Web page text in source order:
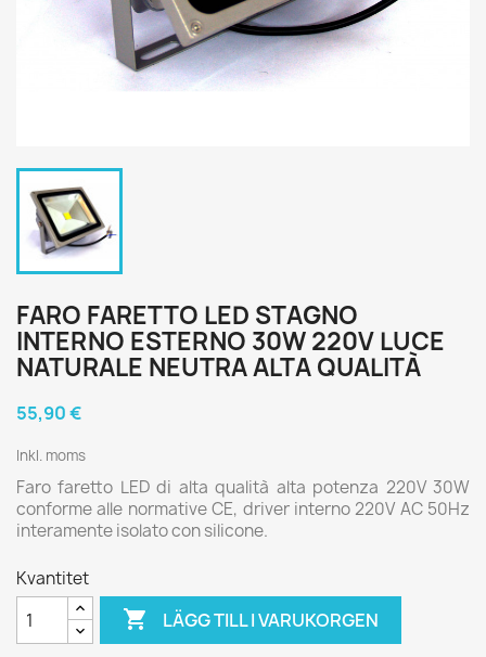
FARO FARETTO LED STAGNO
INTERNO ESTERNO 30W 220V LUCE
NATURALE NEUTRA ALTA QUALITÀ
55,90 €
Inkl. moms
Faro faretto LED di alta qualità alta potenza 220V 30W
conforme alle normative CE, driver interno 220V AC 50Hz
interamente isolato con silicone.
Kvantitet
 LÄGG TILL I VARUKORGEN